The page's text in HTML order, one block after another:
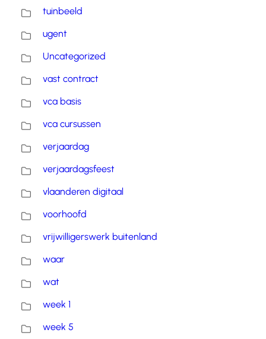
tuinbeeld
ugent
Uncategorized
vast contract
vca basis
vca cursussen
verjaardag
verjaardagsfeest
vlaanderen digitaal
voorhoofd
vrijwilligerswerk buitenland
waar
wat
week 1
week 5